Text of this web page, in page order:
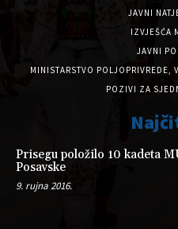
JAVNI
IZVJEŠĆA
JAVNI
MINISTARSTVO POLJOPRIVREDE,
POZIVI ZA
Prisegu položilo 10 kadeta
Posavske
9. rujna 2016.